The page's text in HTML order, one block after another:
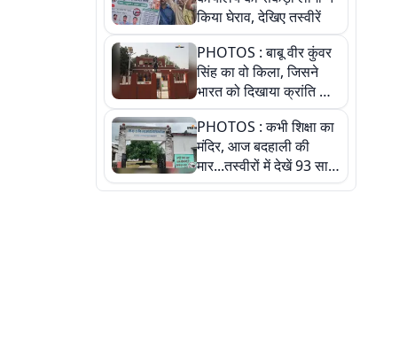
किया घेराव, देखिए तस्वीरें
PHOTOS : बाबू वीर कुंवर
सिंह का वो किला, जिसने
भारत को दिखाया क्रांति का
रास्ता: तस्वीरों में देखिए
PHOTOS : कभी शिक्षा का
मंदिर, आज बदहाली की
मार...तस्वीरों में देखें 93 साल
पुराने इस हाई स्कूल की